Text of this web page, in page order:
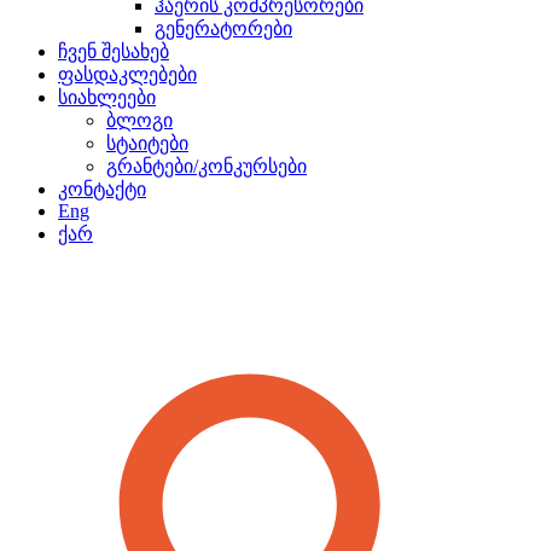
ჰაერის კომპრესორები
გენერატორები
ჩვენ შესახებ
ფასდაკლებები
სიახლეები
ბლოგი
სტაიტები
გრანტები/კონკურსები
კონტაქტი
Eng
ქარ